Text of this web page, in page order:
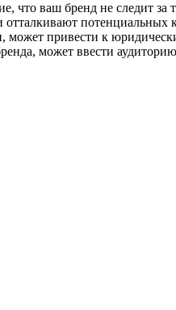
что ваш бренд не следит за
потенциальных
может привести к
может ввести